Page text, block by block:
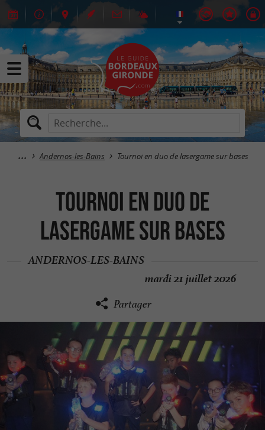
Andernos-les-Bains Tournoi en duo de lasergame sur bases
Tournoi en duo de
lasergame sur bases
ANDERNOS-LES-BAINS
mardi 21 juillet 2026
Partager